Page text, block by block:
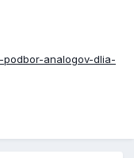
analogov-dlia-